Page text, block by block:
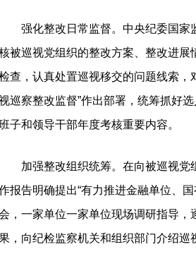
强化整改日常监督。中央纪委国家
被巡视党组织的整改方案、整改进展
查，认真处置巡视移交的问题线索，
巡察整改监督”作出部署，统筹抓好
子和领导干部年度考核重要内容。
加强整改组织统筹。在向被巡视党
报告明确提出“有力推进金融单位、
，一家单位一家单位现场调研指导，
，向纪检监察机关和组织部门介绍巡